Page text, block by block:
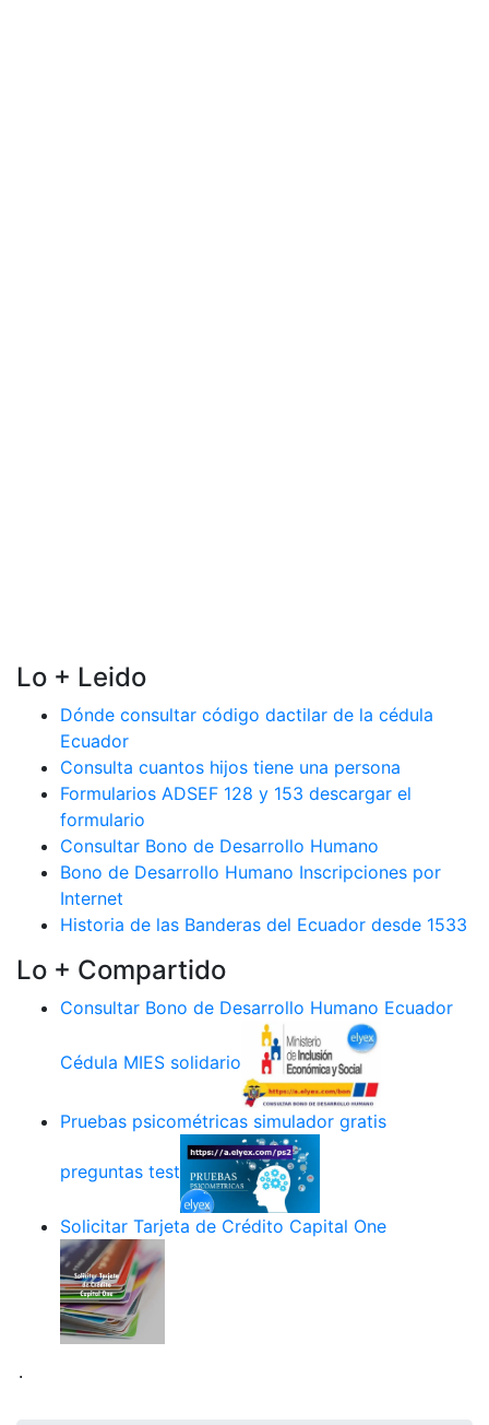
Lo + Leido
Dónde consultar código dactilar de la cédula
Ecuador
Consulta cuantos hijos tiene una persona
Formularios ADSEF 128 y 153 descargar el
formulario
Consultar Bono de Desarrollo Humano
Bono de Desarrollo Humano Inscripciones por
Internet
Historia de las Banderas del Ecuador desde 1533
Lo + Compartido
Consultar Bono de Desarrollo Humano Ecuador
Cédula MIES solidario
Pruebas psicométricas simulador gratis
preguntas test
Solicitar Tarjeta de Crédito Capital One
.